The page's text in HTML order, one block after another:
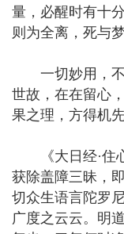
量，必醒时有十
则为全离，死与
一切妙用，不
世故，在在留心
果之理，方得机
《大日经·住心
获除盖障三昧，
切众生语言陀罗
广度之云云。明